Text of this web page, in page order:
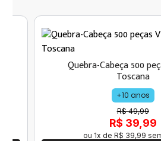
Quebra-Cabeça 500
Toscana
+10 anos
R$ 49,99
R$ 39,99
ou 1x deR$ 39,99